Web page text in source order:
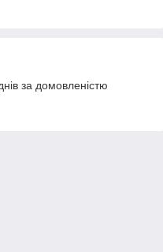
за домовленістю